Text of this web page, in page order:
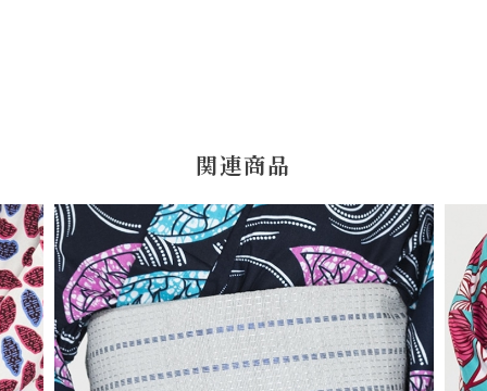
関連商品